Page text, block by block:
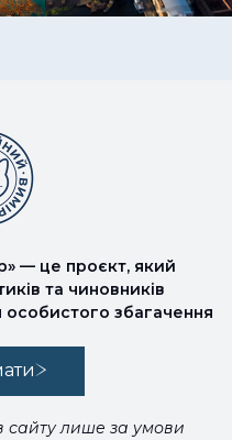
— це проєкт, який
та чиновників
збагачення
сайту лише за умови